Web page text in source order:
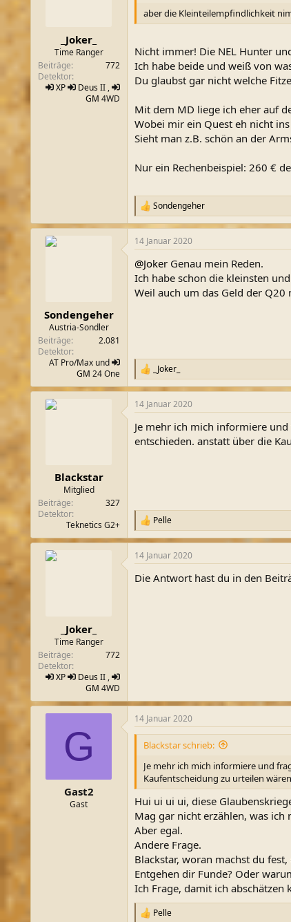
n
e
:
_Joker_
Time Ranger
Beiträge
772
Detektor
XP
DeusII ,
GM 4WD
aber die Kleinteilempfindlichkeit
Nicht immer! Die NEL Hunter
Ich habe beide und weiß von
Du glaubst gar nicht welche
Mit dem MD liege ich eher auf
Wobei mir ein Quest eh nicht
Sieht man z.B. schön an der
Nur ein Rechenbeispiel: 260 €
R
e
a
k
i
o
n
e
Sondengeher
Sondengeher
Austria-Sondler
Beiträge
2.081
Detektor
AT Pro/Max und
GM 24 One
14 Januar 2020
@JokerGenau mein Reden.
Ich habe schon die kleinsten
Weil auch um das Geld der
R
e
a
k
i
o
_Joker_
Blackstar
Mitglied
Beiträge
327
Detektor
Teknetics G2+
14 Januar 2020
Je mehr ich mich informiere
entschieden. anstatt über die
R
e
a
k
i
Pelle
_Joker_
Time Ranger
Beiträge
772
Detektor
XP
DeusII ,
GM 4WD
14 Januar 2020
Die Antwort hast du in den
G
Gast2
Gast
14 Januar 2020
Blackstar schrieb:
Je mehr ich mich informiere und
Kaufentscheidung zu urteilen
Hui ui ui ui, diese
Mag gar nicht erzählen, was ich
Aber egal.
Andere Frage.
Blackstar, woran machst du
Entgehen dir Funde? Oder
Ich Frage, damit ich
R Pelle